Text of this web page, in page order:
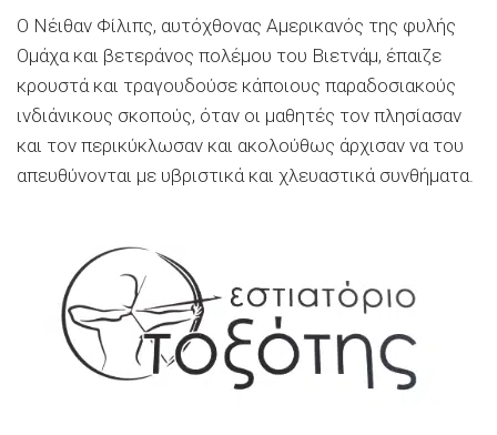
Ο Νέιθαν Φίλιπς, αυτόχθονας Αμερικανός της φυλής
Ομάχα και βετεράνος πολέμου του Βιετνάμ, έπαιζε
κρουστά και τραγουδούσε κάποιους παραδοσιακούς
ινδιάνικους σκοπούς, όταν οι μαθητές τον πλησίασαν
και τον περικύκλωσαν και ακολούθως άρχισαν να του
απευθύνονται με υβριστικά και χλευαστικά συνθήματα.